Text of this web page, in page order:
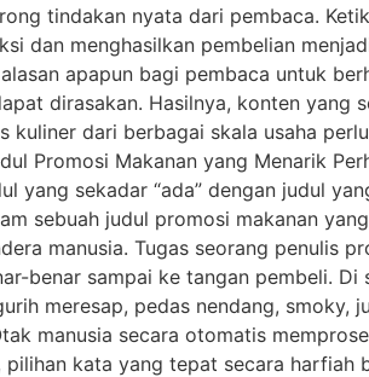
tindakan nyata dari pembaca.
dan menghasilkan pembelian
apapun bagi pembaca untuk
dirasakan. Hasilnya, konten yang
dari berbagai skala usaha
Promosi Makanan yang Menarik
yang sekadar “ada” dengan judul
sebuah judul promosi makanan
manusia. Tugas seorang penulis
benar sampai ke tangan pembeli.
meresap, pedas nendang, smoky,
manusia secara otomatis
kata yang tepat secara harfiah